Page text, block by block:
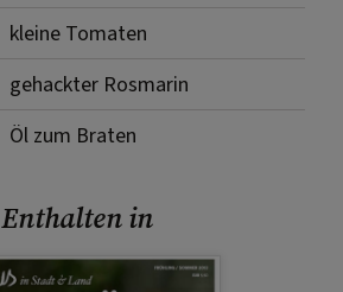
kleine Tomaten
gehackter Rosmarin
Öl zum Braten
Enthalten in